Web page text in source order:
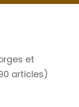
et
articles)